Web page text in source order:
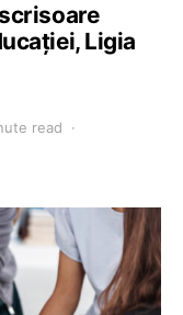
Ligia
read